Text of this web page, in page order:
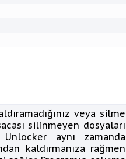
veya silme
silinmeyen dosyaları
aynı zamanda
kaldırmanıza rağmen